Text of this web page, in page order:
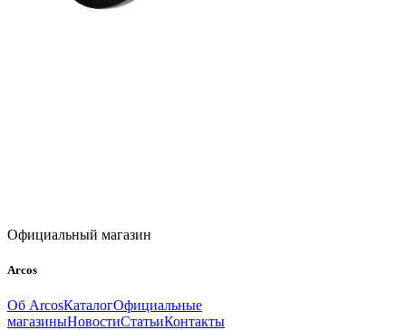
Официальный магазин
Arcos
Об ArcosКаталогОфициальные
магазиныНовостиСтатьиКонтакты